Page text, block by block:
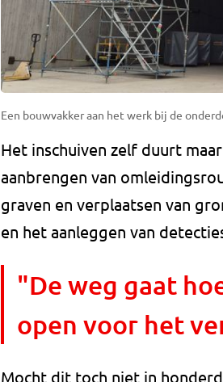
Een bouwvakker aan het werk bij de
Het inschuiven zelf duurt
aanbrengen van
graven en verplaatsen van
en het aanleggen van
"De weg gaat
open voor het
Mocht dit toch niet in